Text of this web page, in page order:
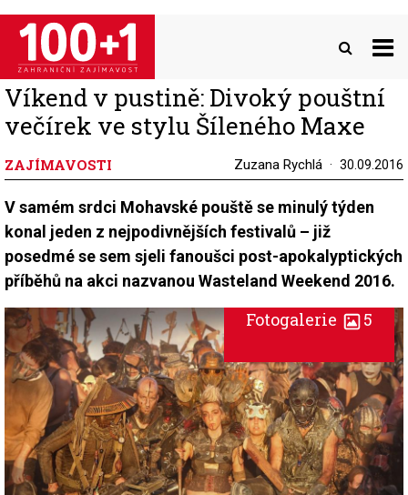
Přejít
hlavnímu
obsahu
Víkend v pustině: Divoký pouštní
večírek ve stylu Šíleného Maxe
ZAJÍMAVOSTI Zuzana Rychlá 30.09.2016
V samém srdci Mohavské pouště se minulý týden
konal jeden z nejpodivnějších festivalů – již
posedmé se sem sjeli fanoušci post-apokalyptických
příběhů na akci nazvanou Wasteland Weekend 2016.
Fotogalerie 5